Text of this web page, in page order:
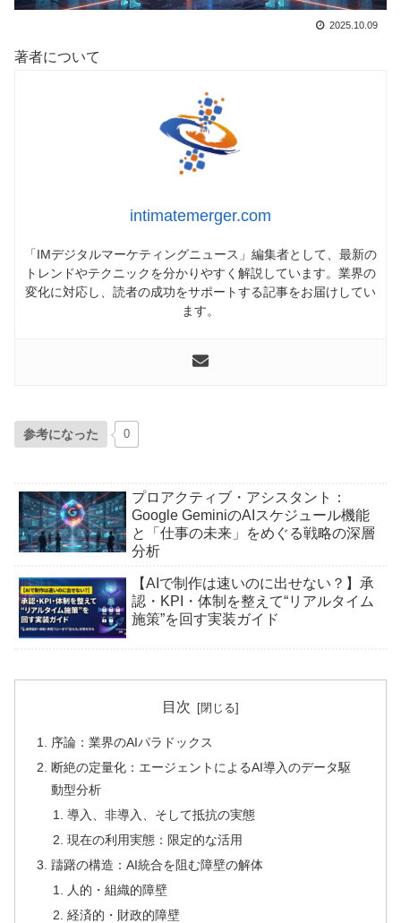
2025.10.09
著者について
intimatemerger.com
「IMデジタルマーケティングニュース」編集者として、最新の
トレンドやテクニックを分かりやすく解説しています。業界の
変化に対応し、読者の成功をサポートする記事をお届けしてい
ます。
参考になった 0
プロアクティブ・アシスタント：
Google GeminiのAIスケジュール機能
と「仕事の未来」をめぐる戦略の深層
分析
【AIで制作は速いのに出せない？】承
認・KPI・体制を整えて“リアルタイム
施策”を回す実装ガイド
目次
序論：業界のAIパラドックス
断絶の定量化：エージェントによるAI導入のデータ駆
動型分析
導入、非導入、そして抵抗の実態
現在の利用実態：限定的な活用
躊躇の構造：AI統合を阻む障壁の解体
人的・組織的障壁
経済的・財政的障壁